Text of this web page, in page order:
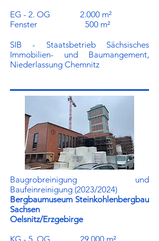
EG - 2. OG 2.000 m²
Fenster 500 m²
SIB - Staatsbetrieb Sächsisches
Immobilien- und Baumangement,
Niederlassung Chemnitz
Baugrobreinigung und
Baufeinreinigung (2023/2024)
Bergbaumuseum Steinkohlenbergbau
Sachsen
Oelsnitz/Erzgebirge
KG - 5. OG 29.000 m²